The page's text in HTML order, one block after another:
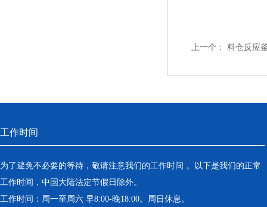
上一个： 料仓反应
工作时间
为了避免不必要的等待，敬请注意我们的工作时间 。以下是我们的正常
工作时间，中国大陆法定节假日除外。
工作时间：周一至周六 早8:00-晚18:00。周日休息。